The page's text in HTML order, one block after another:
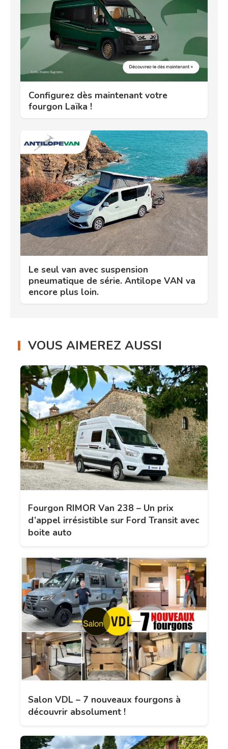
Configurez dès maintenant votre
fourgon Laïka !
Le seul van avec suspension
pneumatique de série. Antilope VAN va
encore plus loin.
VOUS AIMEREZ AUSSI
Fourgon RIMOR Van 238 – Un prix
d’appel irrésistible sur Ford Transit avec
boite auto
Salon VDL – 7 nouveaux fourgons à
découvrir absolument !